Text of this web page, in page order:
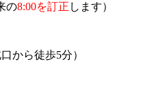
の8:00を訂正 します）
から徒歩5分）